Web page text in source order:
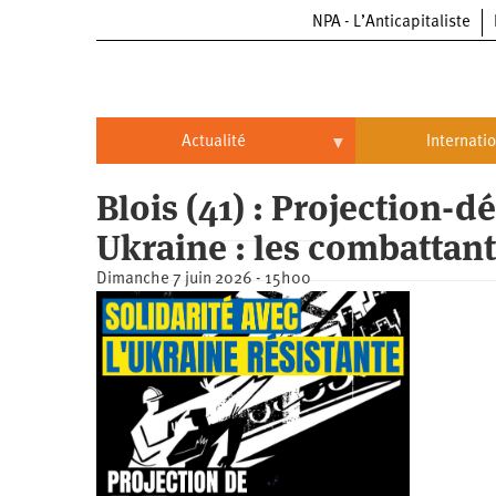
NPA - L’Anticapitaliste
Actualité
Politique
Entreprises
Entreprises
Automobile
Aéronautique
Commerce
Oppressions
Oppressions
Antiracisme
Féminisme
Économie
Écologie
Éducation
Brésil
États-
Unis
Continents
Blois (41) : Projection-
Ukraine : les
Dimanche 7 juin 2026 - 15h00